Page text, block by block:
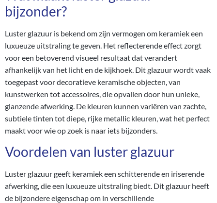
bijzonder?
Luster glazuur is bekend om zijn vermogen om keramiek een
luxueuze uitstraling te geven. Het reflecterende effect zorgt
voor een betoverend visueel resultaat dat verandert
afhankelijk van het licht en de kijkhoek. Dit glazuur wordt vaak
toegepast voor decoratieve keramische objecten, van
kunstwerken tot accessoires, die opvallen door hun unieke,
glanzende afwerking. De kleuren kunnen variëren van zachte,
subtiele tinten tot diepe, rijke metallic kleuren, wat het perfect
maakt voor wie op zoek is naar iets bijzonders.
Voordelen van luster glazuur
Luster glazuur geeft keramiek een schitterende en iriserende
afwerking, die een luxueuze uitstraling biedt. Dit glazuur heeft
de bijzondere eigenschap om in verschillende